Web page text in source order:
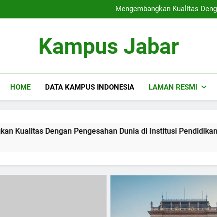
Mengembangkan Kualitas
Blended
Mengembangkan Kualitas
Blended
Kampus Jabar
HOME DATA KAMPUS INDONESIA LAMAN RESMI
Pengesahan Dunia di Institusi Pendidikan Blended